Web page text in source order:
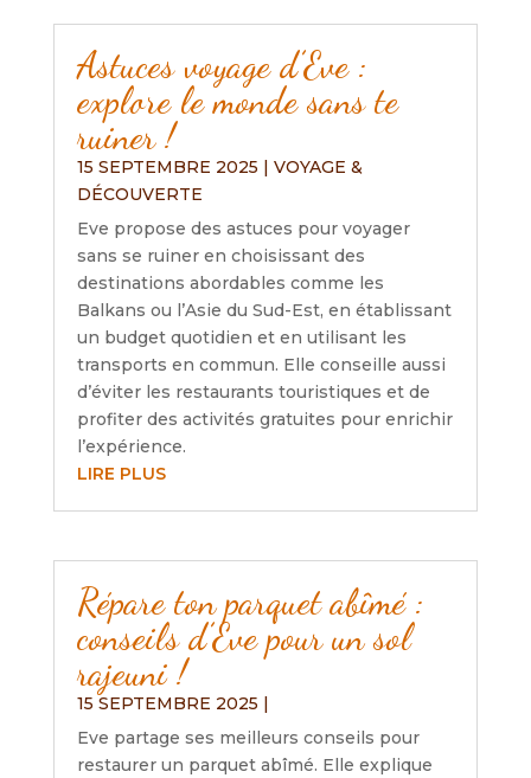
Astuces voyage d’Eve :
explore le monde sans te
ruiner !
15 SEPTEMBRE 2025 | VOYAGE &
DÉCOUVERTE
Eve propose des astuces pour voyager
sans se ruiner en choisissant des
destinations abordables comme les
Balkans ou l’Asie du Sud-Est, en établissant
un budget quotidien et en utilisant les
transports en commun. Elle conseille aussi
d’éviter les restaurants touristiques et de
profiter des activités gratuites pour enrichir
l’expérience.
LIRE PLUS
Répare ton parquet abîmé :
conseils d’Eve pour un sol
rajeuni !
15 SEPTEMBRE 2025
Eve partage ses meilleurs conseils pour
restaurer un parquet abîmé. Elle explique